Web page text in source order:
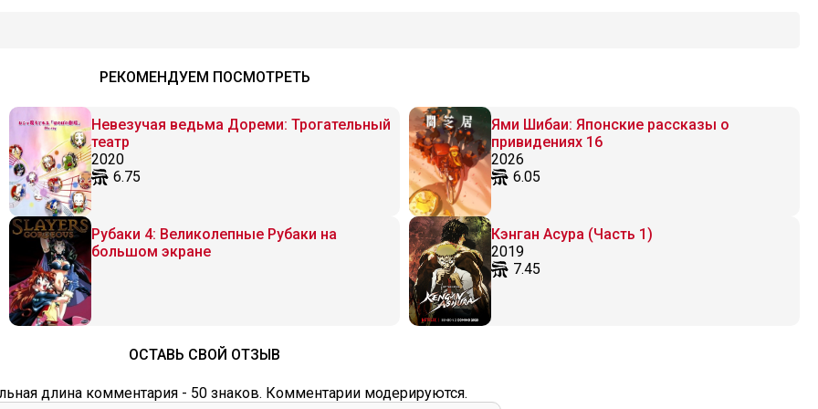
РЕКОМЕНДУЕМ ПОСМОТРЕТЬ
Невезучая ведьма Дореми: Трогательный
театр
2020
6.75
Ями Шибаи: Японские рассказы о
привидениях 16
2026
6.05
Рубаки 4: Великолепные Рубаки на
большом экране
Кэнган Асура (Часть 1)
2019
7.45
ОСТАВЬ СВОЙ ОТЗЫВ
длина комментария - 50 знаков. Комментарии модерируются.